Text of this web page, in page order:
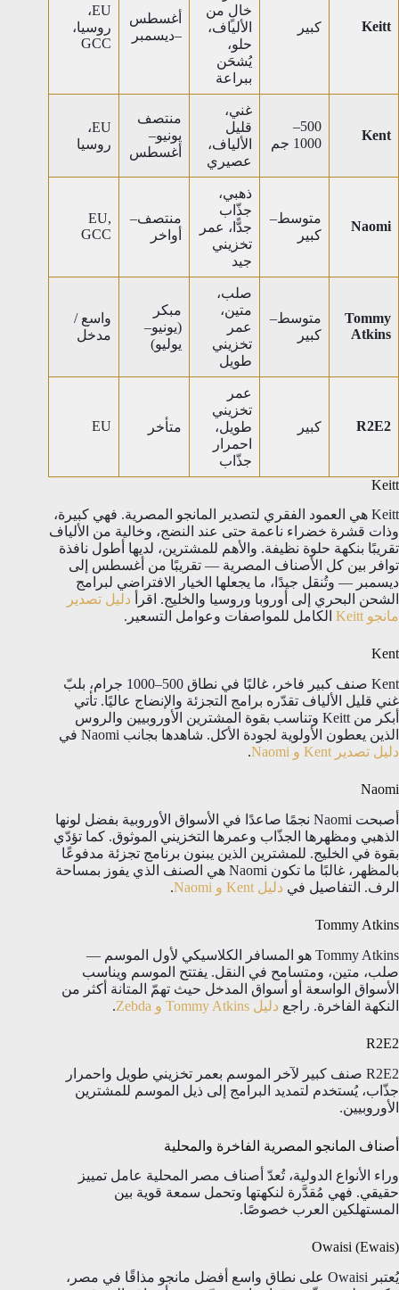
Keitt كبير
خالٍ من
الألياف،
حلو،
يُشحَن
ببراعة
أغسطس
–ديسمبر
EU،
روسيا،
GCC
Kent
500–
1000 جم
غني،
قليل
الألياف،
عصيري
منتصف
يونيو–
أغسطس
EU،
روسيا
Naomi
متوسط–
كبير
ذهبي،
جذّاب
جدًّا، عمر
تخزيني
جيد
منتصف–
أواخر
EU,
GCC
Tommy
Atkins
متوسط–
كبير
صلب،
متين،
عمر
تخزيني
طويل
مبكر
(يونيو–
يوليو)
واسع /
مدخل
R2E2 كبير
عمر
تخزيني
طويل،
احمرار
جذّاب
متأخر EU
Keitt
Keitt هي العمود الفقري لتصدير المانجو المصرية. فهي كبيرة،
وذات قشرة خضراء ناعمة حتى عند النضج، وخالية من الألياف
تقريبًا بنكهة حلوة نظيفة. والأهم للمشترين، لديها أطول نافذة
توافر بين كل الأصناف المصرية — تقريبًا من أغسطس إلى
ديسمبر — وتُنقل جيدًا، ما يجعلها الخيار الافتراضي لبرامج
الشحن البحري إلى أوروبا وروسيا والخليج. اقرأ دليل تصدير
مانجو Keitt
الكامل للمواصفات وعوامل التسعير.
Kent
Kent صنف كبير فاخر، غالبًا في نطاق 500–1000 جرام، بلبّ
غني قليل الألياف تقدّره برامج التجزئة والإنضاج عاليًا. تأتي
أبكر من Keitt وتناسب بقوة المشترين الأوروبيين والروس
الذين يعطون الأولوية لجودة الأكل. شاهدها بجانب Naomi في
دليل تصدير Kent و Naomi
.
Naomi
أصبحت Naomi نجمًا صاعدًا في الأسواق الأوروبية بفضل لونها
الذهبي ومظهرها الجذّاب وعمرها التخزيني الموثوق. كما تؤدّي
بقوة في الخليج. للمشترين الذين يبنون برنامج تجزئة مدفوعًا
بالمظهر، غالبًا ما تكون Naomi هي الصنف الذي يفوز بمساحة
الرف. التفاصيل في دليل Kent و Naomi .
Tommy Atkins
Tommy Atkins هو المسافر الكلاسيكي لأول الموسم —
صلب، متين، ومتسامح في النقل. يفتتح الموسم ويناسب
الأسواق الواسعة أو أسواق المدخل حيث تهمّ المتانة أكثر من
النكهة الفاخرة. راجع دليل Tommy Atkins و Zebda .
R2E2
R2E2 صنف كبير لآخر الموسم بعمر تخزيني طويل واحمرار
جذّاب، يُستخدم لتمديد البرامج إلى ذيل الموسم للمشترين
الأوروبيين.
أصناف المانجو المصرية الفاخرة والمحلية
وراء الأنواع الدولية، تُعدّ أصناف مصر المحلية عامل تمييز
حقيقي. فهي مُقدَّرة لنكهتها وتحمل سمعة قوية بين
المستهلكين العرب خصوصًا.
Owaisi (Ewais)
يُعتبر Owaisi على نطاق واسع أفضل مانجو مذاقًا في مصر،